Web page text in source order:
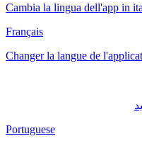
Cambia la lingua dell'app in
Français
Changer la langue de
Portuguese